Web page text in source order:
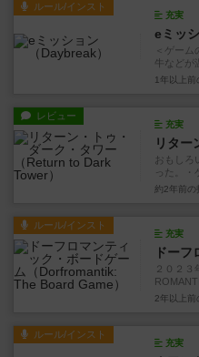
ルール/インスト
充実
eミッ
＜ゲー
牛などが
1年以上前
レビュー
充実
リター
おもしろ
った。・
約2年前 の
ルール/インスト
充実
ドー
２０２３
2年以上前
ルール/インスト
充実